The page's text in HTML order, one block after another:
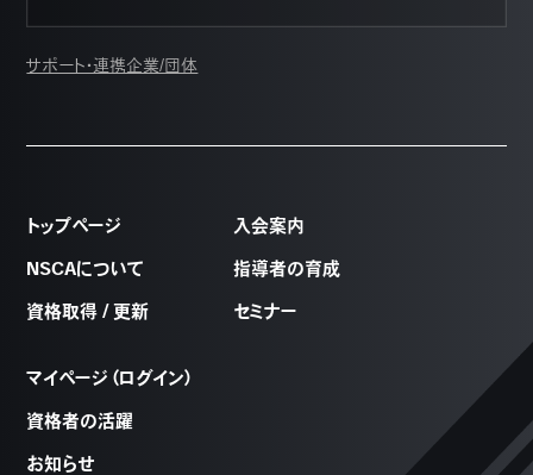
サポート・連携企業/団体
トップページ
NSCAについて
資格取得 / 更新
マイページ（ログイン）
資格者の活躍
お知らせ
入会案内
指導者の育成
セミナー